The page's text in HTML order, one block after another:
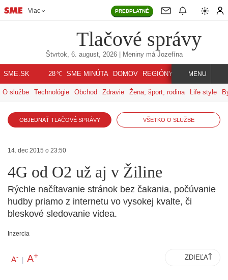
Viac PREDPLATNÉ
Tlačové správy
Štvrtok, 6. august, 2026| Meniny má Jozefína
SME.SK 28℃ SME MINÚTA DOMOV REGIÓNY INDEX SVET
MENU
O službe Technológie Obchod Zdravie Žena, šport, rodina Life style
OBJEDNAŤ TLAČOVÉ SPRÁVY VŠETKO O SLUŽBE
14. dec 2015 o 23:50
4G od O2 už aj v Žiline
Rýchle načítavanie stránok bez čakania, počúvanie
hudby priamo z internetu vo vysokej kvalte, či
bleskové sledovanie videa.
Inzercia
A- | A+ ZDIEĽAŤ